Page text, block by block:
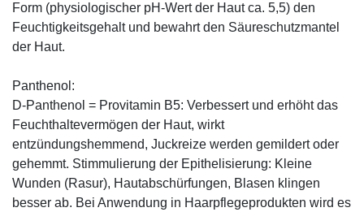
Form (physiologischer pH-Wert der Haut ca. 5,5) den
Feuchtigkeitsgehalt und bewahrt den Säureschutzmantel
der Haut.
Panthenol:
D-Panthenol = Provitamin B5: Verbessert und erhöht das
Feuchthaltevermögen der Haut, wirkt
entzündungshemmend, Juckreize werden gemildert oder
gehemmt. Stimmulierung der Epithelisierung: Kleine
Wunden (Rasur), Hautabschürfungen, Blasen klingen
besser ab. Bei Anwendung in Haarpflegeprodukten wird es